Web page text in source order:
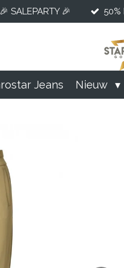
🎉 SALEPARTY 🎉 50%
Jeans Nieuw